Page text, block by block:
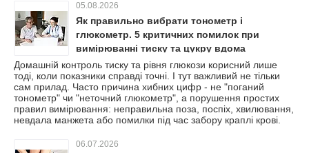
05.08.2026
Як правильно вибрати тонометр і
глюкометр. 5 критичних помилок при
вимірюванні тиску та цукру вдома
Домашній контроль тиску та рівня глюкози корисний лише
тоді, коли показники справді точні. І тут важливий не тільки
сам прилад. Часто причина хибних цифр - не "поганий
тонометр" чи "неточний глюкометр", а порушення простих
правил вимірювання: неправильна поза, поспіх, хвилювання,
невдала манжета або помилки під час забору краплі крові.
06.07.2026